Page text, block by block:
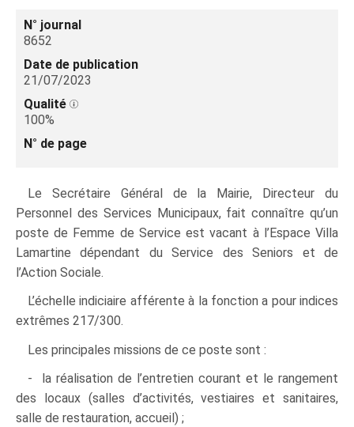
N° journal
8652
Date de publication
21/07/2023
Qualité
100%
N° de page
Le Secrétaire Général de la Mairie, Directeur du
Personnel des Services Municipaux, fait connaître qu’un
poste de Femme de Service est vacant à l’Espace Villa
Lamartine dépendant du Service des Seniors et de
l’Action Sociale.
L’échelle indiciaire afférente à la fonction a pour indices
extrêmes 217/300.
Les principales missions de ce poste sont :
- la réalisation de l’entretien courant et le rangement
des locaux (salles d’activités, vestiaires et sanitaires,
salle de restauration, accueil) ;